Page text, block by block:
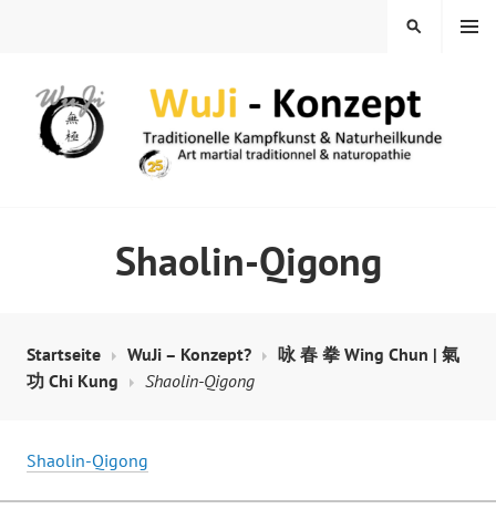
MENÜ
SUCHEN
Shaolin-Qigong
Startseite WuJi – Konzept?
咏 春 拳 Wing Chun | 氣
功 Chi Kung
Shaolin-Qigong
Shaolin-Qigong